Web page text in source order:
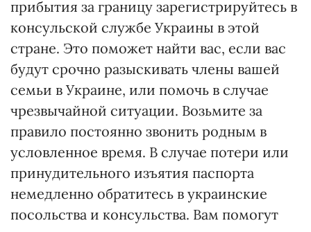
прибытия за границу зарегистрируйтесь в
консульской службе Украины в этой
стране. Это поможет найти вас, если вас
будут срочно разыскивать члены вашей
семьи в Украине, или помочь в случае
чрезвычайной ситуации. Возьмите за
правило постоянно звонить родным в
условленное время. В случае потери или
принудительного изъятия паспорта
немедленно обратитесь в украинские
посольства и консульства. Вам помогут